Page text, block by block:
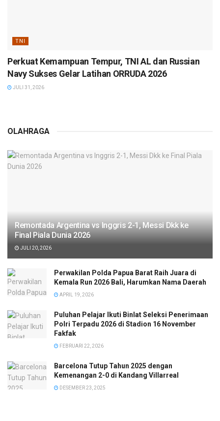
TNI
Perkuat Kemampuan Tempur, TNI AL dan Russian
Navy Sukses Gelar Latihan ORRUDA 2026
JULI 31, 2026
OLAHRAGA
Remontada Argentina vs Inggris 2-1, Messi Dkk ke
Final Piala Dunia 2026
JULI 20, 2026
Perwakilan Polda Papua Barat Raih Juara di
Kemala Run 2026 Bali, Harumkan Nama Daerah
APRIL 19, 2026
Puluhan Pelajar Ikuti Binlat Seleksi Penerimaan
Polri Terpadu 2026 di Stadion 16 November
Fakfak
FEBRUARI 22, 2026
Barcelona Tutup Tahun 2025 dengan
Kemenangan 2-0 di Kandang Villarreal
DESEMBER 23, 2025